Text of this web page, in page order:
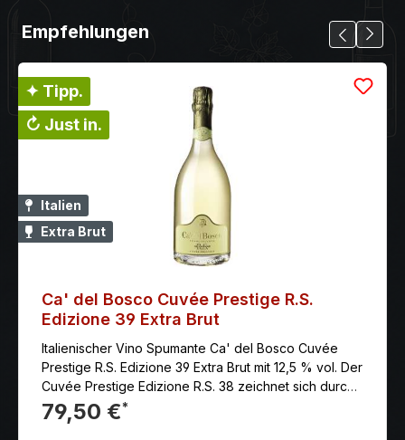
Empfehlungen
✦ Tipp.
↻ Just in.
Italien
Extra Brut
Ca' del Bosco Cuvée Prestige R.S.
Edizione 39 Extra Brut
Italienischer Vino Spumante Ca' del Bosco Cuvée
Prestige R.S. Edizione 39 Extra Brut mit 12,5 % vol. Der
Cuvée Prestige Edizione R.S. 38 zeichnet sich durch
seine Frische und Komplexität aus, die durch die
lange Reifung auf der Hefe und das kürzliche
79,50 €*